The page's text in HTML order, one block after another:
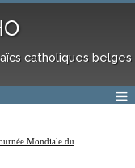
catholiques belges
Mondiale du